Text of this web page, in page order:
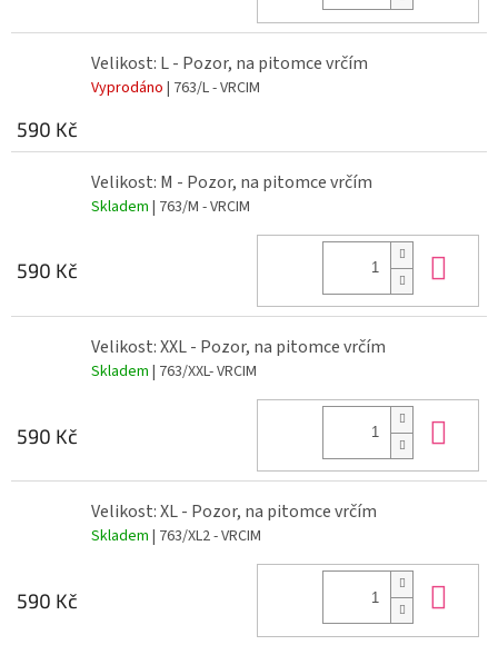
Velikost: L - Pozor, na pitomce vrčím
Vyprodáno | 763/L - VRCIM
590 Kč
Velikost: M - Pozor, na pitomce vrčím
Skladem | 763/M - VRCIM
590 Kč
Velikost: XXL - Pozor, na pitomce vrčím
Skladem | 763/XXL- VRCIM
590 Kč
Velikost: XL - Pozor, na pitomce vrčím
Skladem | 763/XL2 - VRCIM
590 Kč